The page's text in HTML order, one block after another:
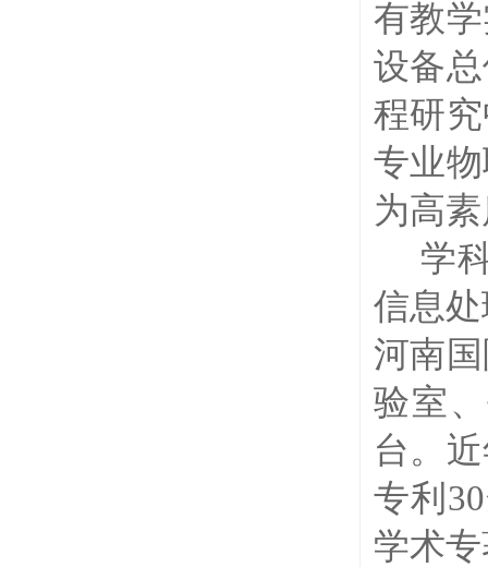
有教
设备
程研
专业
为高
学
信息
河南
验室
台。
专利
学术